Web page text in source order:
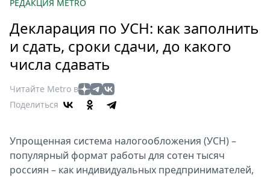
Мир
Здоровье
Еда
Туризм
Мода
Афиша
Книги
РЕДАКЦИЯ METRO
Декларация по УСН: как заполнить
и сдать, сроки сдачи, до какого
числа сдавать
Читайте Metro в
Поделиться
Упрощенная система налогообложения (УСН) –
популярный формат работы для сотен тысяч
россиян – как индивидуальных предпринимателей,